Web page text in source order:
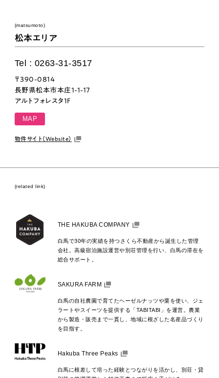
(matsumoto)
松本エリア
Tel : 0263-31-3517
〒390-0814
長野県松本市本庄1-1-17
アルトフォレスタ1F
MAP
物件サイト（Website）
(related link)
THE HAKUBA COMPANY
白馬で30年の実績を持つさくら不動産から誕生した管理
会社。高級宿泊施設運営や別荘管理を行い、白馬の滞在を
総合サポート。
SAKURA FARM
白馬の自社農園で育てたヘーゼルナッツや栗を使い、ジェ
ラートやスイーツを提供する「TABITABI」を運営。農業
から製造・販売まで一貫し、地域に根ざした名産品づくり
を目指す。
Hakuba Three Peaks
白馬に根差して培った経験とつながりを活かし、別荘・貸